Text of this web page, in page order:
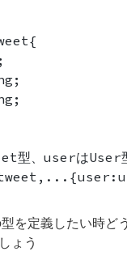
型、userはUser
を定義したい時ど
ょう